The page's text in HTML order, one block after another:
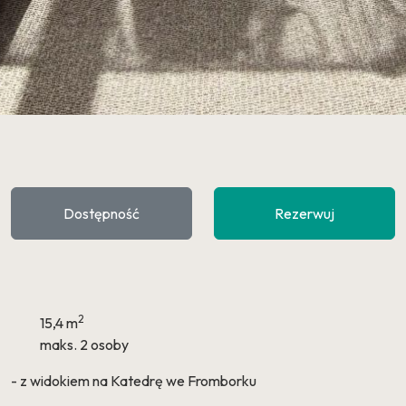
Dostępność Rezerwuj
15,4 m2
maks. 2 osoby
- z widokiem na Katedrę we Fromborku